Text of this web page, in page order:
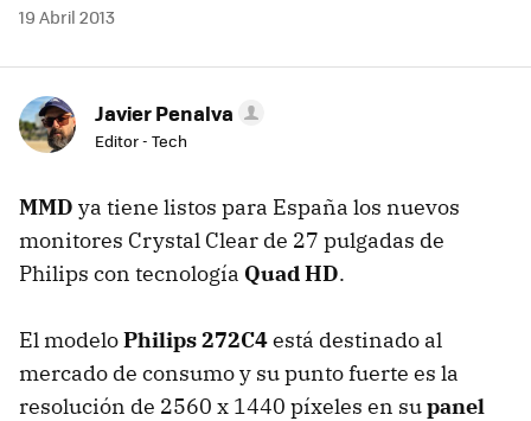
19 Abril 2013
Javier Penalva
Editor - Tech
MMD ya tiene listos para España los nuevos
monitores Crystal Clear de 27 pulgadas de
Philips con tecnología Quad HD.
El modeloPhilips 272C4está destinado al
mercado de consumo y su punto fuerte es la
resolución de 2560 x 1440 píxeles en supanel